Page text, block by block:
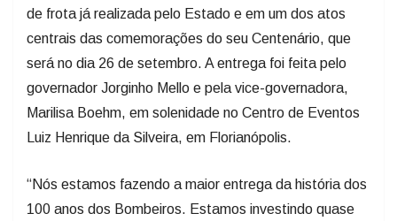
de frota já realizada pelo Estado e em um dos atos
centrais das comemorações do seu Centenário, que
será no dia 26 de setembro. A entrega foi feita pelo
governador Jorginho Mello e pela vice-governadora,
Marilisa Boehm, em solenidade no Centro de Eventos
Luiz Henrique da Silveira, em Florianópolis.
“Nós estamos fazendo a maior entrega da história dos
100 anos dos Bombeiros. Estamos investindo quase